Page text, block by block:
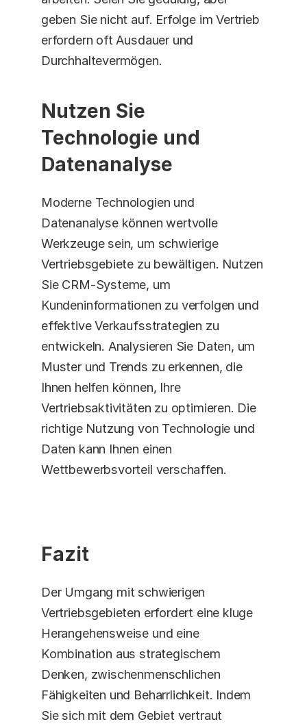
geben Sie nicht auf. Erfolge im Vertrieb
erfordern oft Ausdauer und
Durchhaltevermögen.
Nutzen Sie
Technologie und
Datenanalyse
Moderne Technologien und
Datenanalyse können wertvolle
Werkzeuge sein, um schwierige
Vertriebsgebiete zu bewältigen. Nutzen
Sie CRM-Systeme, um
Kundeninformationen zu verfolgen und
effektive Verkaufsstrategien zu
entwickeln. Analysieren Sie Daten, um
Muster und Trends zu erkennen, die
Ihnen helfen können, Ihre
Vertriebsaktivitäten zu optimieren. Die
richtige Nutzung von Technologie und
Daten kann Ihnen einen
Wettbewerbsvorteil verschaffen.
Fazit
Der Umgang mit schwierigen
Vertriebsgebieten erfordert eine kluge
Herangehensweise und eine
Kombination aus strategischem
Denken, zwischenmenschlichen
Fähigkeiten und Beharrlichkeit. Indem
Sie sich mit dem Gebiet vertraut